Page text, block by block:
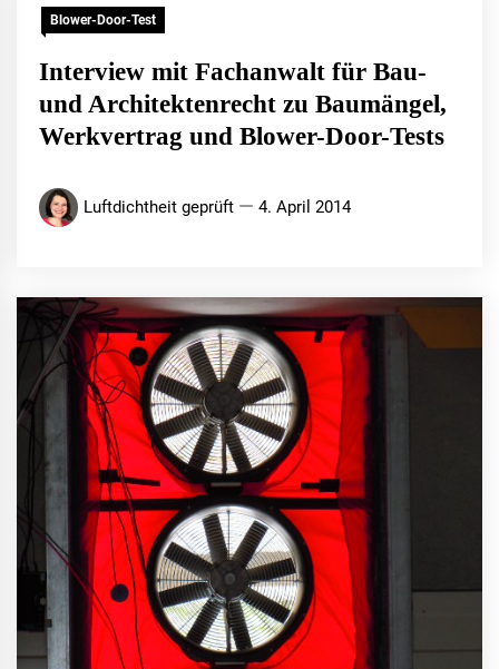
Blower-Door-Test
Interview mit Fachanwalt für Bau-
und Architektenrecht zu Baumängel,
Werkvertrag und Blower-Door-Tests
Luftdichtheit geprüft 4. April 2014